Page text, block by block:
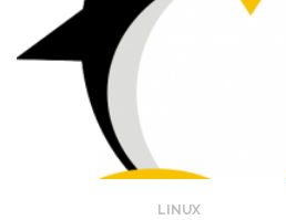
LINUX